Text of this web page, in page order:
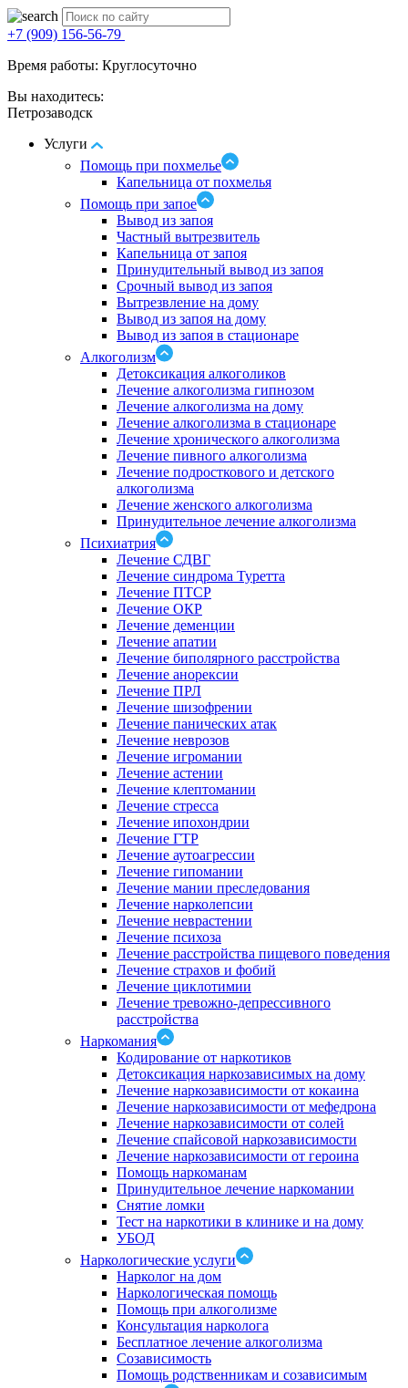
+7 (909) 156-56-79
Время работы: Круглосуточно
Вы находитесь:
Петрозаводск
Услуги
Помощь при похмелье
Капельница от похмелья
Помощь при запое
Вывод из запоя
Частный вытрезвитель
Капельница от запоя
Принудительный вывод из запоя
Срочный вывод из запоя
Вытрезвление на дому
Вывод из запоя на дому
Вывод из запоя в стационаре
Алкоголизм
Детоксикация алкоголиков
Лечение алкоголизма гипнозом
Лечение алкоголизма на дому
Лечение алкоголизма в стационаре
Лечение хронического алкоголизма
Лечение пивного алкоголизма
Лечение подросткового и детского
алкоголизма
Лечение женского алкоголизма
Принудительное лечение алкоголизма
Психиатрия
Лечение СДВГ
Лечение синдрома Туретта
Лечение ПТСР
Лечение ОКР
Лечение деменции
Лечение апатии
Лечение биполярного расстройства
Лечение анорексии
Лечение ПРЛ
Лечение шизофрении
Лечение панических атак
Лечение неврозов
Лечение игромании
Лечение астении
Лечение клептомании
Лечение стресса
Лечение ипохондрии
Лечение ГТР
Лечение аутоагрессии
Лечение гипомании
Лечение мании преследования
Лечение нарколепсии
Лечение неврастении
Лечение психоза
Лечение расстройства пищевого поведения
Лечение страхов и фобий
Лечение циклотимии
Лечение тревожно-депрессивного
расстройства
Наркомания
Кодирование от наркотиков
Детоксикация наркозависимых на дому
Лечение наркозависимости от кокаина
Лечение наркозависимости от мефедрона
Лечение наркозависимости от солей
Лечение спайсовой наркозависимости
Лечение наркозависимости от героина
Помощь наркоманам
Принудительное лечение наркомании
Снятие ломки
Тест на наркотики в клинике и на дому
УБОД
Наркологические услуги
Нарколог на дом
Наркологическая помощь
Помощь при алкоголизме
Консультация нарколога
Бесплатное лечение алкоголизма
Созависимость
Помощь родственникам и созависимым